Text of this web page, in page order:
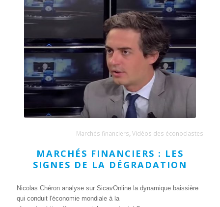
Marchés financiers,Vidéos des éconoclastes
MARCHÉS FINANCIERS : LES
SIGNES DE LA DÉGRADATION
Nicolas Chéron analyse sur SicavOnline la dynamique baissière
qui conduit l'économie mondiale à la